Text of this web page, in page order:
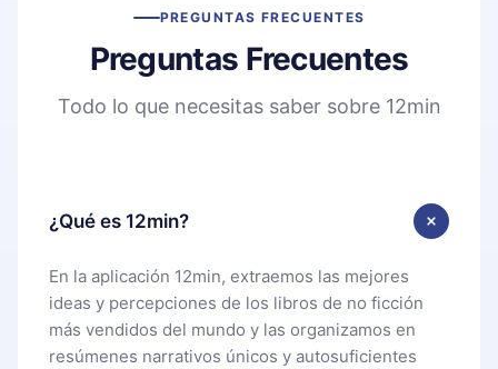
PREGUNTAS FRECUENTES
Preguntas Frecuentes
Todo lo que necesitas saber sobre 12min
¿Qué es 12min?
En la aplicación 12min, extraemos las mejores
ideas y percepciones de los libros de no ficción
más vendidos del mundo y las organizamos en
resúmenes narrativos únicos y autosuficientes